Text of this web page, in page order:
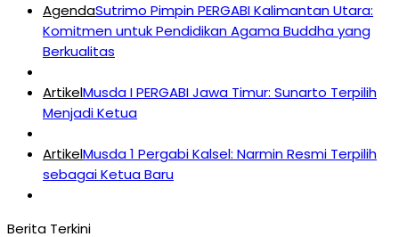
AgendaSutrimo Pimpin PERGABI Kalimantan Utara:
Komitmen untuk Pendidikan Agama Buddha yang
Berkualitas
ArtikelMusda I PERGABI Jawa Timur: Sunarto Terpilih
Menjadi Ketua
ArtikelMusda 1 Pergabi Kalsel: Narmin Resmi Terpilih
sebagai Ketua Baru